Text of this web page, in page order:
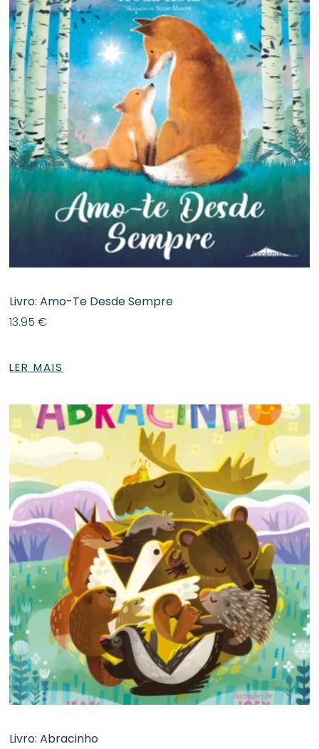
Livro: Amo-Te Desde Sempre
13.95€
LER MAIS
Livro: Abracinho